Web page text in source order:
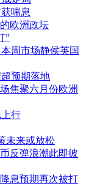
喘息
欧洲政坛
”
周市场静侯英国
预期落地
焦聚六月份欧洲
行
未来或放松
反弹浪潮此即彼
息预期再次被打